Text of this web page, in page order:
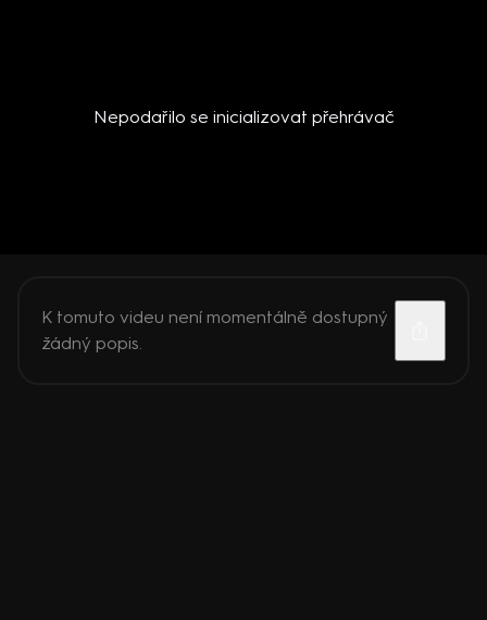
Nepodařilo se inicializovat přehrávač
K tomuto videu není momentálně dostupný
žádný popis.